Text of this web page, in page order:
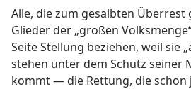
Alle, die zum gesalbten Überrest
Glieder der „großen
Seite Stellung beziehen, weil sie
stehen unter dem Schutz seiner
kommt — die Rettung, die schon